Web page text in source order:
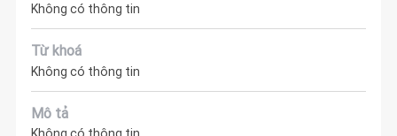
Không có thông tin
Từ khoá
Không có thông tin
Mô tả